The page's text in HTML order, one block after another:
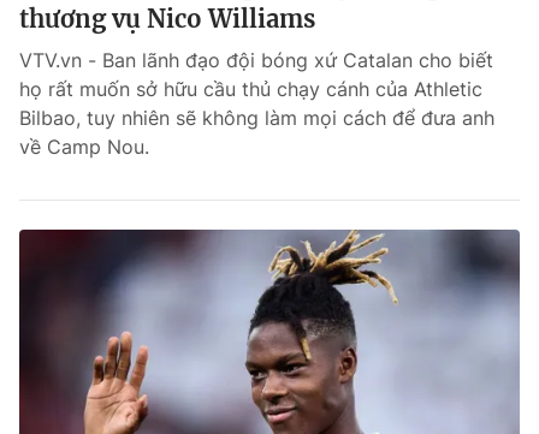
® Cấm sao chép dưới mọi hình thức nếu không có sự chấp
thuận bằng văn bản. Ghi rõ nguồn VTV.vn khi phát hành lại
thông tin từ website này.
thương vụ Nico Williams
VTV.vn - Ban lãnh đạo đội bóng xứ Catalan cho biết
họ rất muốn sở hữu cầu thủ chạy cánh của Athletic
Bilbao, tuy nhiên sẽ không làm mọi cách để đưa anh
về Camp Nou.